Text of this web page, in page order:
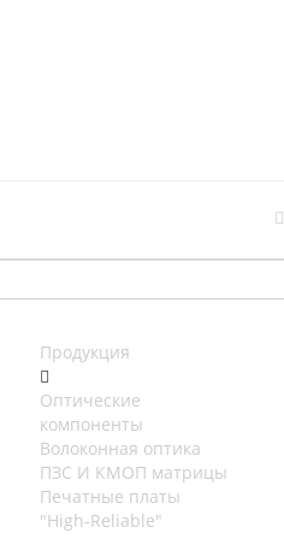
Продукция
Оптические
компоненты
Волоконная оптика
ПЗС И КМОП матрицы
Печатные платы
"High-Reliable"